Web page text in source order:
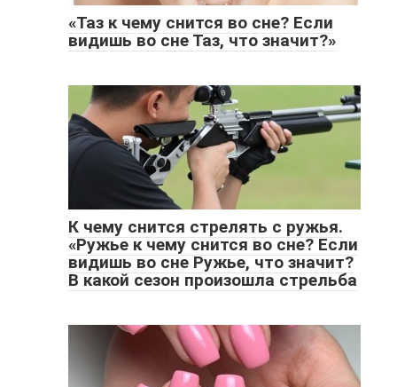
«Таз к чему снится во сне? Если
видишь во сне Таз, что значит?»
К чему снится стрелять с ружья.
«Ружье к чему снится во сне? Если
видишь во сне Ружье, что значит?
В какой сезон произошла стрельба